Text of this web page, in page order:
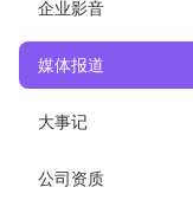
企业影音
媒体报道
大事记
公司资质